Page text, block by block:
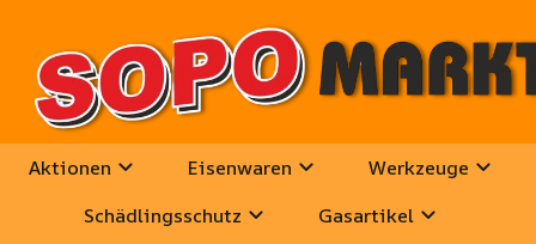
Aktionen Eisenwaren
Werkzeuge
Schädlingsschutz
Gasartikel